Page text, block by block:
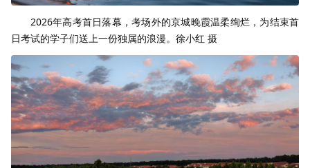
2026年高考首日落幕，考场外的京城晚霞温柔绚烂，为结束首
日考试的学子们送上一份独属的浪漫。徐小红 摄